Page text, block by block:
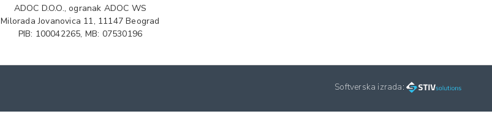
ADOC D.O.O., ogranak ADOC WS
Milorada Jovanovica 11, 11147 Beograd
PIB: 100042265, MB: 07530196
Softverska izrada: